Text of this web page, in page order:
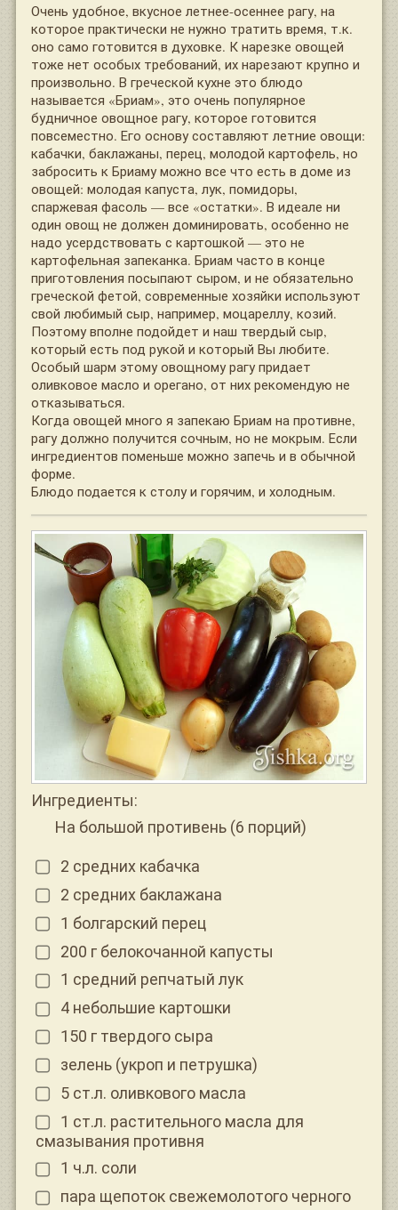
Очень удобное, вкусное летнее-осеннее рагу, на
которое практически не нужно тратить время, т.к.
оно само готовится в духовке. К нарезке овощей
тоже нет особых требований, их нарезают крупно и
произвольно. В греческой кухне это блюдо
называется «Бриам», это очень популярное
будничное овощное рагу, которое готовится
повсеместно. Его основу составляют летние овощи:
кабачки, баклажаны, перец, молодой картофель, но
забросить к Бриаму можно все что есть в доме из
овощей: молодая капуста, лук, помидоры,
спаржевая фасоль — все «остатки». В идеале ни
один овощ не должен доминировать, особенно не
надо усердствовать с картошкой — это не
картофельная запеканка. Бриам часто в конце
приготовления посыпают сыром, и не обязательно
греческой фетой, современные хозяйки используют
свой любимый сыр, например, моцареллу, козий.
Поэтому вполне подойдет и наш твердый сыр,
который есть под рукой и который Вы любите.
Особый шарм этому овощному рагу придает
оливковое масло и орегано, от них рекомендую не
отказываться.
Когда овощей много я запекаю Бриам на противне,
рагу должно получится сочным, но не мокрым. Если
ингредиентов поменьше можно запечь и в обычной
форме.
Блюдо подается к столу и горячим, и холодным.
Ингредиенты:
На большой противень (6 порций)
2 средних кабачка
2 средних баклажана
1 болгарский перец
200 г белокочанной капусты
1 средний репчатый лук
4 небольшие картошки
150 г твердого сыра
зелень (укроп и петрушка)
5 ст.л. оливкового масла
1 ст.л. растительного масла для
смазывания противня
1 ч.л. соли
пара щепоток свежемолотого черного